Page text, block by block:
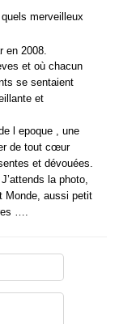
merveilleux
en 2008.
et où chacun
se sentaient
et
l epoque , une
de tout cœur
et dévouées.
la photo,
Monde, aussi petit
….